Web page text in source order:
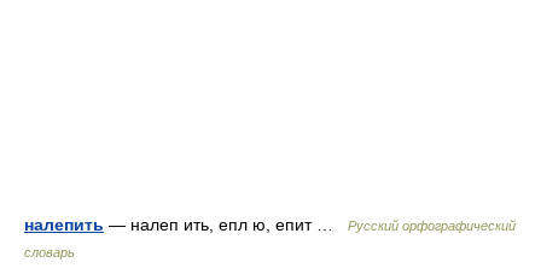
налепить — налеп ить, епл ю, епит …
Русский орфографический
словарь